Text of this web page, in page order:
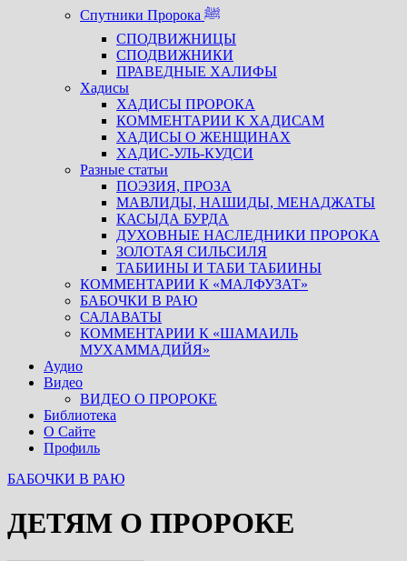
Спутники Пророка ﷺ
СПОДВИЖНИЦЫ
СПОДВИЖНИКИ
ПРАВЕДНЫЕ ХАЛИФЫ
Хадисы
ХАДИСЫ ПРОРОКА
КОММЕНТАРИИ К ХАДИСАМ
ХАДИСЫ О ЖЕНЩИНАХ
ХАДИС-УЛЬ-КУДСИ
Разные статьи
ПОЭЗИЯ, ПРОЗА
МАВЛИДЫ, НАШИДЫ, МЕНАДЖАТЫ
КАСЫДА БУРДА
ДУХОВНЫЕ НАСЛЕДНИКИ ПРОРОКА
ЗОЛОТАЯ СИЛЬСИЛЯ
ТАБИИНЫ И ТАБИ ТАБИИНЫ
КОММЕНТАРИИ К «МАЛФУЗАТ»
БАБОЧКИ В РАЮ
САЛАВАТЫ
КОММЕНТАРИИ К «ШАМАИЛЬ
МУХАММАДИЙЯ»
Аудио
Видео
ВИДЕО О ПРОРОКЕ
Библиотека
О Сайте
Профиль
БАБОЧКИ В РАЮ
ДЕТЯМ О ПРОРОКЕ